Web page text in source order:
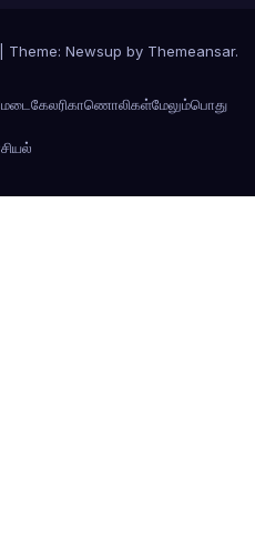
Theme: Newsup by Themeansar.
கேலரிகாணொலிகள்மேலும்பொது